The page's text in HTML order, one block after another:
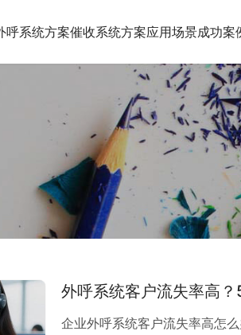
呼系统方案催收系统方案应用场景成功案
外呼系统客户流失率高
企业外呼系统客户流失率高怎